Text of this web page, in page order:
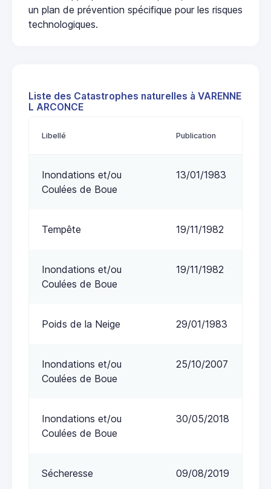
un plan de prévention spécifique pour les risques
technologiques.
Liste des Catastrophes naturelles à VARENNE
L ARCONCE
Libellé Publication
Inondations et/ou
Coulées de Boue
13/01/1983
Tempête 19/11/1982
Inondations et/ou
Coulées de Boue
19/11/1982
Poids de la Neige 29/01/1983
Inondations et/ou
Coulées de Boue
25/10/2007
Inondations et/ou
Coulées de Boue
30/05/2018
Sécheresse 09/08/2019